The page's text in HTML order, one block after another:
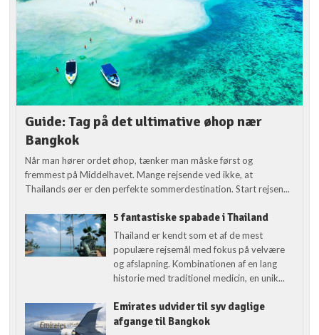
Guide: Tag på det ultimative øhop nær
Bangkok
Når man hører ordet øhop, tænker man måske først og
fremmest på Middelhavet. Mange rejsende ved ikke, at
Thailands øer er den perfekte sommerdestination. Start rejsen...
5 fantastiske spabade i Thailand
Thailand er kendt som et af de mest
populære rejsemål med fokus på velvære
og afslapning. Kombinationen af en lang
historie med traditionel medicin, en unik...
Emirates udvider til syv daglige
afgange til Bangkok